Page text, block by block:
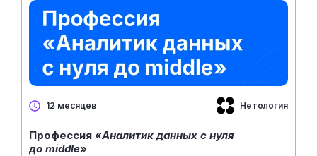
12 месяцев Нетология
Профессия «Аналитик данных с нуля
до middle»